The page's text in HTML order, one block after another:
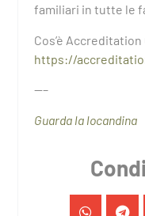
familiari in tutte le
Cos’è Accreditation
https://
—–
Guarda la locandina